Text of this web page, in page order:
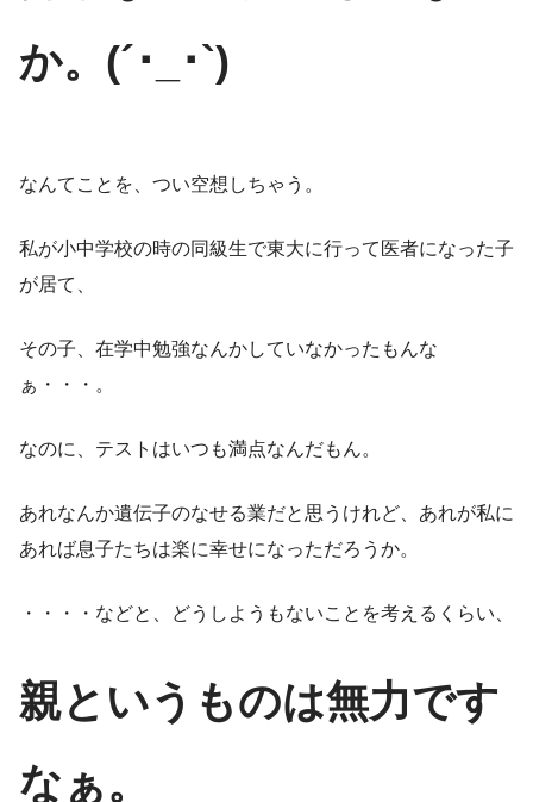
か。(´･_･`)
なんてことを、つい空想しちゃう。
私が小中学校の時の同級生で東大に行って医者になった子
が居て、
その子、在学中勉強なんかしていなかったもんな
ぁ・・・。
なのに、テストはいつも満点なんだもん。
あれなんか遺伝子のなせる業だと思うけれど、あれが私に
あれば息子たちは楽に幸せになっただろうか。
・・・・などと、どうしようもないことを考えるくらい、
親というものは無力です
なぁ。